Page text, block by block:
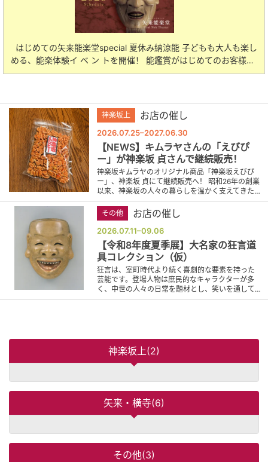
はじめての矢来能楽堂special 夏休み納涼能 子どもも大人も楽し
める、能楽体験イ ベ ン トを開催！ 能鑑賞がはじめてのお客様…
神楽坂上 お店の催し
2026.07.25–2027.06.30
【NEWS】キムラヤさんの「えびぴ
ー」が神楽坂 貞さんで継続販売！
神楽坂キムラヤのオリジナル商品「神楽坂えびぴ
ー」、神楽坂 貞にて継続販売へ！ 昭和26年の創業
以来、神楽坂の人々の暮らしを温かく支えてきた…
その他 お店の催し
2026.07.11–09.06
【令和8年度夏季展】大名家の狂言道
具コレクション（仮）
狂言は、室町時代より続く喜劇的な要素を持った
芸能です。登場人物は庶民的なキャラクターが多
く、中世の人々の日常を題材とし、笑いを通して…
神楽坂上(2)
矢来・横寺(6)
その他(3)